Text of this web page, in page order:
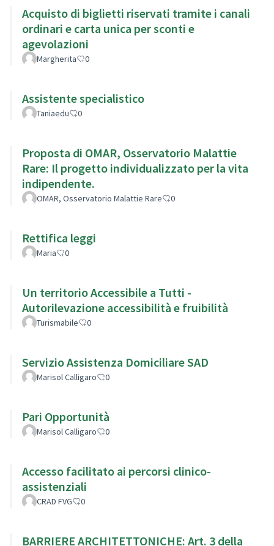
Acquisto di biglietti riservati tramite i canali
ordinari e carta unica per sconti e
agevolazioni
Margherita 0
Assistente specialistico
Taniaedu 0
Proposta di OMAR, Osservatorio Malattie
Rare: Il progetto individualizzato per la vita
indipendente.
OMAR, Osservatorio Malattie Rare 0
Rettifica leggi
Maria 0
Un territorio Accessibile a Tutti -
Autorilevazione accessibilità e fruibilità
Turismabile 0
Servizio Assistenza Domiciliare SAD
Marisol Calligaro 0
Pari Opportunità
Marisol Calligaro 0
Accesso facilitato ai percorsi clinico-
assistenziali
CRAD FVG 0
BARRIERE ARCHITETTONICHE: Art. 3 della